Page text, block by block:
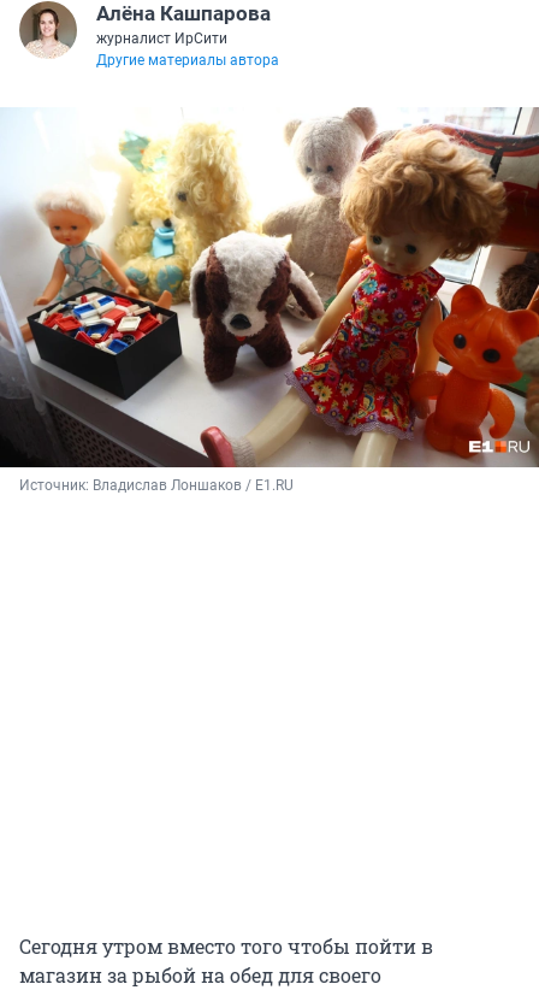
Алёна Кашпарова
журналист ИрСити
Другие материалы автора
Источник: Владислав Лоншаков / E1.RU
Сегодня утром вместо того чтобы пойти в
магазин за рыбой на обед для своего